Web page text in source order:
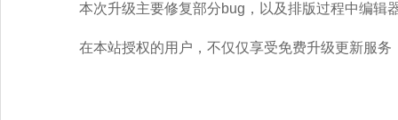
本次升级主要修复部分bug，以及排版过程中编辑
在本站授权的用户，不仅仅享受免费升级更新服